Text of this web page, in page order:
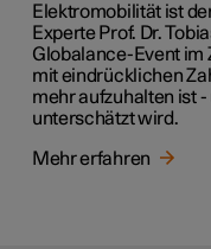
Elektromobilität ist
Experte Prof. Dr.
Globalance-Event im
mit eindrücklichen
mehr aufzuhalten ist
unterschätzt wird.
Mehr erfahren